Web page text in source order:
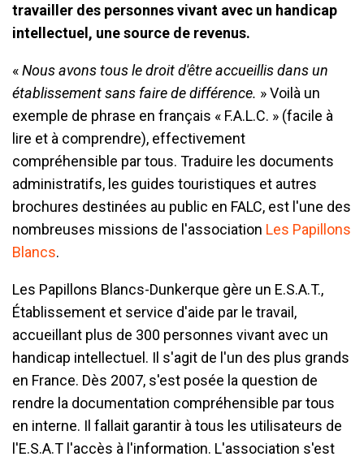
travailler des personnes vivant avec un handicap
intellectuel, une source de revenus.
«Nous avons tous le droit d'être accueillis dans un
établissement sans faire de différence. » Voilà un
exemple de phrase en français « F.A.L.C. » (facile à
lire et à comprendre), effectivement
compréhensible par tous. Traduire les documents
administratifs, les guides touristiques et autres
brochures destinées au public en FALC, est l'une des
nombreuses missions de l'association Les Papillons
Blancs.
Les Papillons Blancs-Dunkerque gère un E.S.A.T.,
Établissement et service d'aide par le travail,
accueillant plus de 300 personnes vivant avec un
handicap intellectuel. Il s'agit de l'un des plus grands
en France. Dès 2007, s'est posée la question de
rendre la documentation compréhensible par tous
en interne. Il fallait garantir à tous les utilisateurs de
l'E.S.A.T l'accès à l'information. L'association s'est